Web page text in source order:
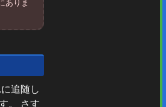
ありま
追随し
。 さす